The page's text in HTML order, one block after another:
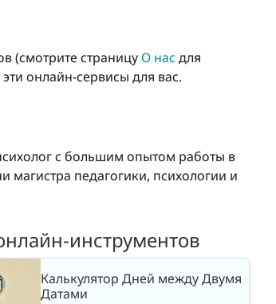
(смотрите страницу О нас для
онлайн-сервисы для вас.
с большим опытом работы в
педагогики, психологии и
инструментов
Калькулятор Дней между Двумя
Датами